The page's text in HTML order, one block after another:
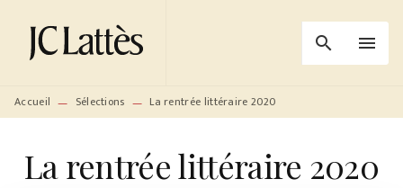
MENU RECHERCHE
PIED DE PAGE
search menu
Accueil — Sélections — La rentrée littéraire 2020
La rentrée littéraire 2020